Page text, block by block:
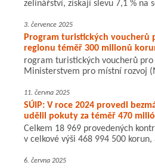
zelinářství, získají slevu 7,1 % na
3. července 2025
Program turistických voucherů
regionu téměř 300 milionů
rogram turistických voucherů pro
Ministerstvem pro místní rozvoj
11. června 2025
SÚIP: V roce 2024 provedl
udělil pokuty za téměř 470
Celkem 18 969 provedených
v celkové výši 468 994 500
6. června 2025